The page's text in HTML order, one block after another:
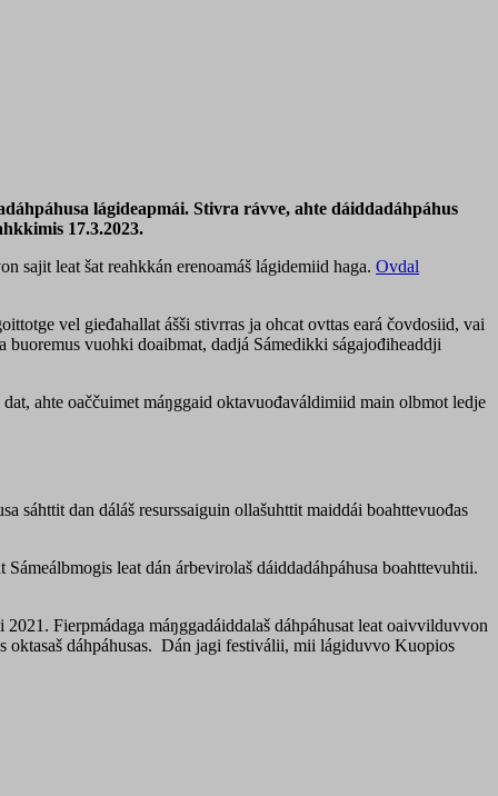
lágideapmái. Stivra rávve, ahte dáiddadáhpáhus
17.3.2023.
sajit leat šat reahkkán erenoamáš lágidemiid haga. Ovdal
vel gieđahallat ášši stivrras ja ohcat ovttas eará čovdosiid, vai
buoremus vuohki doaibmat, dadjá Sámedikki ságajođiheaddji
ahte oaččuimet máŋggaid oktavuođaváldimiid main olbmot ledje
sáhttit dan dáláš resurssaiguin ollašuhttit maiddái boahttevuođas
leat dán árbevirolaš dáiddadáhpáhusa boahttevuhtii.
Fierpmádaga máŋggadáiddalaš dáhpáhusat leat oaivvilduvvon
oktasaš dáhpáhusas. Dán jagi festiválii, mii lágiduvvo Kuopios